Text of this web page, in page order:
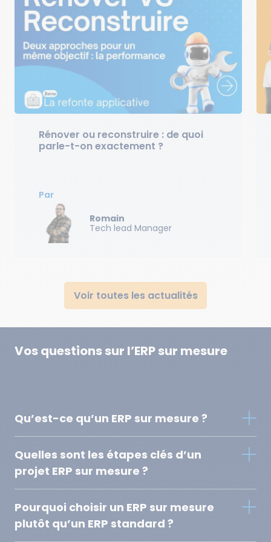
Rénover ou reconstruire : de quoi
parle-t-on exactement ?
Par
Romain
Tech lead Manager
Voir toutes les actualités
Vos questions sur l’ERP sur mesure
Qu’est-ce qu’un ERP sur mesure ?
spécifiquement pour répondre aux besoins de votre
entreprise et à vos processus métiers.
Contrairement aux ERP standards du marché, il ne vous
impose pas de modèle préexistant. Il s’adapte à votre
organisation, à votre terminologie et à vos méthodes de
travail, sans fonctionnalités inutiles ni contournements
complexes.
Quelles sont les étapes clés d’un
projet ERP sur mesure ?
progressive et structurée.
Il commence par une phase d’audit et d’analyse visant à
Pourquoi choisir un ERP sur mesure
plutôt qu’un ERP standard ?